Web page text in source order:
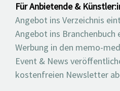
Für Anbietende &
Angebot ins Verzeichnis
Angebot ins Branchenbuch
Werbung in den memo-
Event & News
kostenfreien Newsletter